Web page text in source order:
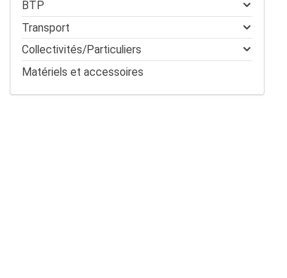
BTP
Transport
Collectivités/Particuliers
Matériels et accessoires